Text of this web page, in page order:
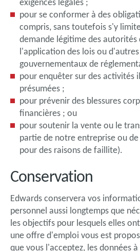
pour se conformer à des
compris, sans toutefois s'y
demande légitime des autorités
l'application des lois ou
gouvernementaux de
pour enquêter sur des activités
présumées ;
pour prévenir des blessures
financières ; ou
pour soutenir la vente ou le
partie de notre entreprise ou
pour des raisons de faillite).
Conservation
Edwards conservera vos
personnel aussi longtemps que
les objectifs pour lesquels elles
une offre d'emploi vous est
que vous l'acceptez, les données